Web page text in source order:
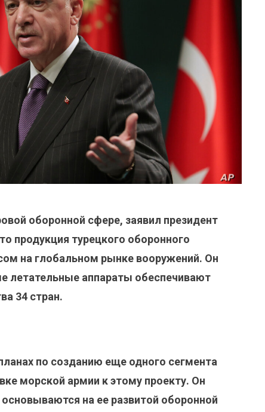
оборонной сфере, заявил президент
продукция турецкого оборонного
на глобальном рынке вооружений. Он
летательные аппараты обеспечивают
34 стран.
по созданию еще одного сегмента
морской армии к этому проекту. Он
на ее развитой оборонной